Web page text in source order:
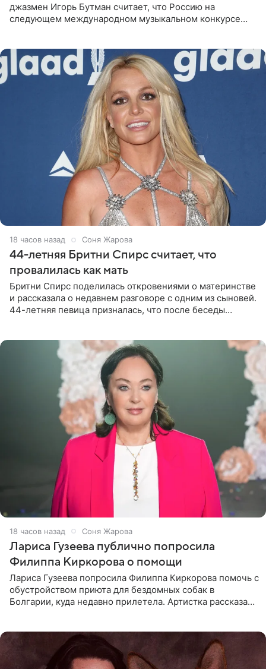
джазмен Игорь Бутман считает, что Россию на
следующем международном музыкальном конкурсе
18 часов назад Соня Жарова
44-летняя Бритни Спирс считает, что
провалилась как мать
Бритни Спирс поделилась откровениями о материнстве
и рассказала о недавнем разговоре с одним из сыновей.
44-летняя певица призналась, что после беседы
18 часов назад Соня Жарова
Лариса Гузеева публично попросила
Филиппа Киркорова о помощи
Лариса Гузеева попросила Филиппа Киркорова помочь с
обустройством приюта для бездомных собак в
Болгарии, куда недавно прилетела. Артистка рассказала